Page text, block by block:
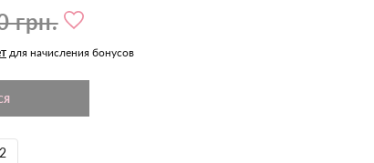
грн.
для начисления бонусов